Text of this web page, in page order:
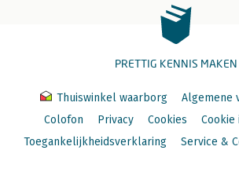
PRETTIG KENNIS MAKEN
Thuiswinkel waarborg
Algemene
Colofon
Privacy Cookies
Toegankelijkheidsverklaring
Service &